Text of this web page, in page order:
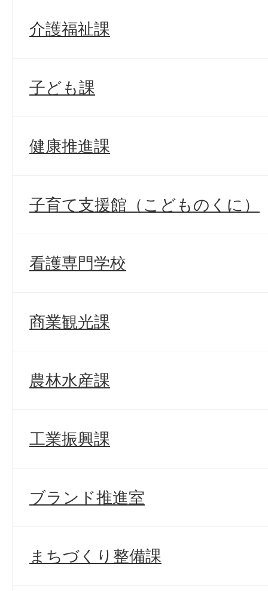
介護福祉課
子ども課
健康推進課
子育て支援館（こどものくに）
看護専門学校
商業観光課
農林水産課
工業振興課
ブランド推進室
まちづくり整備課